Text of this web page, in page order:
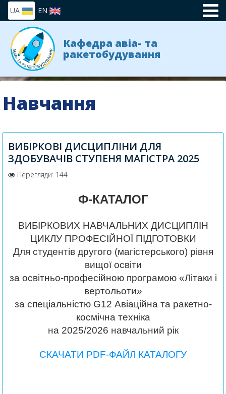
UA EN
Кафедра авіа- та
ракетобудування
Навчання
ВИБІРКОВІ ДИСЦИПЛІНИ ДЛЯ
ЗДОБУВАЧІВ СТУПЕНЯ МАГІСТРА 2025
Перегляди: 144
Ф-КАТАЛОГ
ВИБІРКОВИХ НАВЧАЛЬНИХ ДИСЦИПЛІН
ЦИКЛУ ПРОФЕСІЙНОЇ ПІДГОТОВКИ
Для студентів другого (магістерського) рівня
вищої освіти
за освітньо-професійною програмою «Літаки і
вертольоти»
за спеціальністю G12 Авіаційна та ракетно-
космічна техніка
на 2025/2026 навчальний рік
СКАЧАТИ PDF-ФАЙЛ КАТАЛОГУ